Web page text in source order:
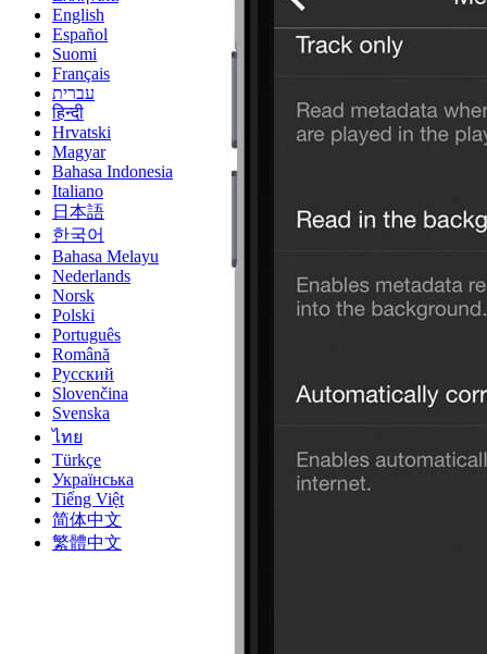
English
Español
Suomi
Français
עברית
हिन्दी
Hrvatski
Magyar
Bahasa Indonesia
Italiano
日本語
한국어
Bahasa Melayu
Nederlands
Norsk
Polski
Português
Română
Русский
Slovenčina
Svenska
ไทย
Türkçe
Українська
Tiếng Việt
简体中文
繁體中文